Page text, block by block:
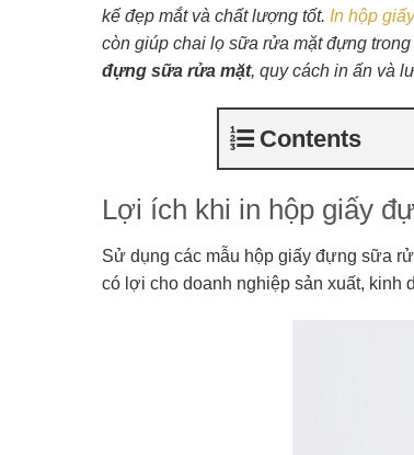
kế đẹp mắt và chất lượng tốt. In hộp giấy
còn giúp chai lọ sữa rửa mặt đựng
đựng sữa rửa mặt, quy cách in ấn và
Contents
Lợi ích khi in hộp giấy
Sử dụng các mẫu hộp giấy đựng sữa
có lợi cho doanh nghiệp sản xuất, kinh